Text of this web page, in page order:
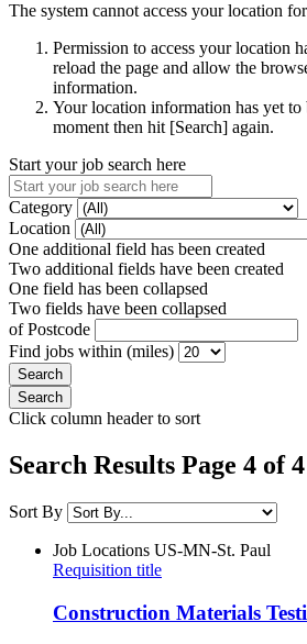
The system cannot access your location
Permission to access your location
reload the page and allow the
information.
Your location information has yet to
moment then hit [Search] again.
Start your job search here
Category
Location
One additional field has been created
Two additional fields have been created
One field has been collapsed
Two fields have been collapsed
of Postcode
Find jobs within (miles)
Click column header to sort
Search Results Page 4 of 4
Sort By
Job Locations US-MN-St. Paul
Requisition title
Construction Materials